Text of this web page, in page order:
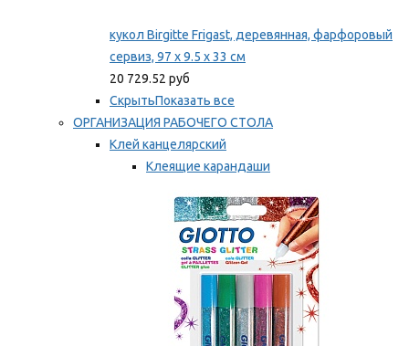
кукол Birgitte Frigast, деревянная, фарфоровый
сервиз, 97 x 9.5 x 33 см
20 729.52 руб
СкрытьПоказать все
ОРГАНИЗАЦИЯ РАБОЧЕГО СТОЛА
Клей канцелярский
Клеящие карандаши
Мы рекомендуем